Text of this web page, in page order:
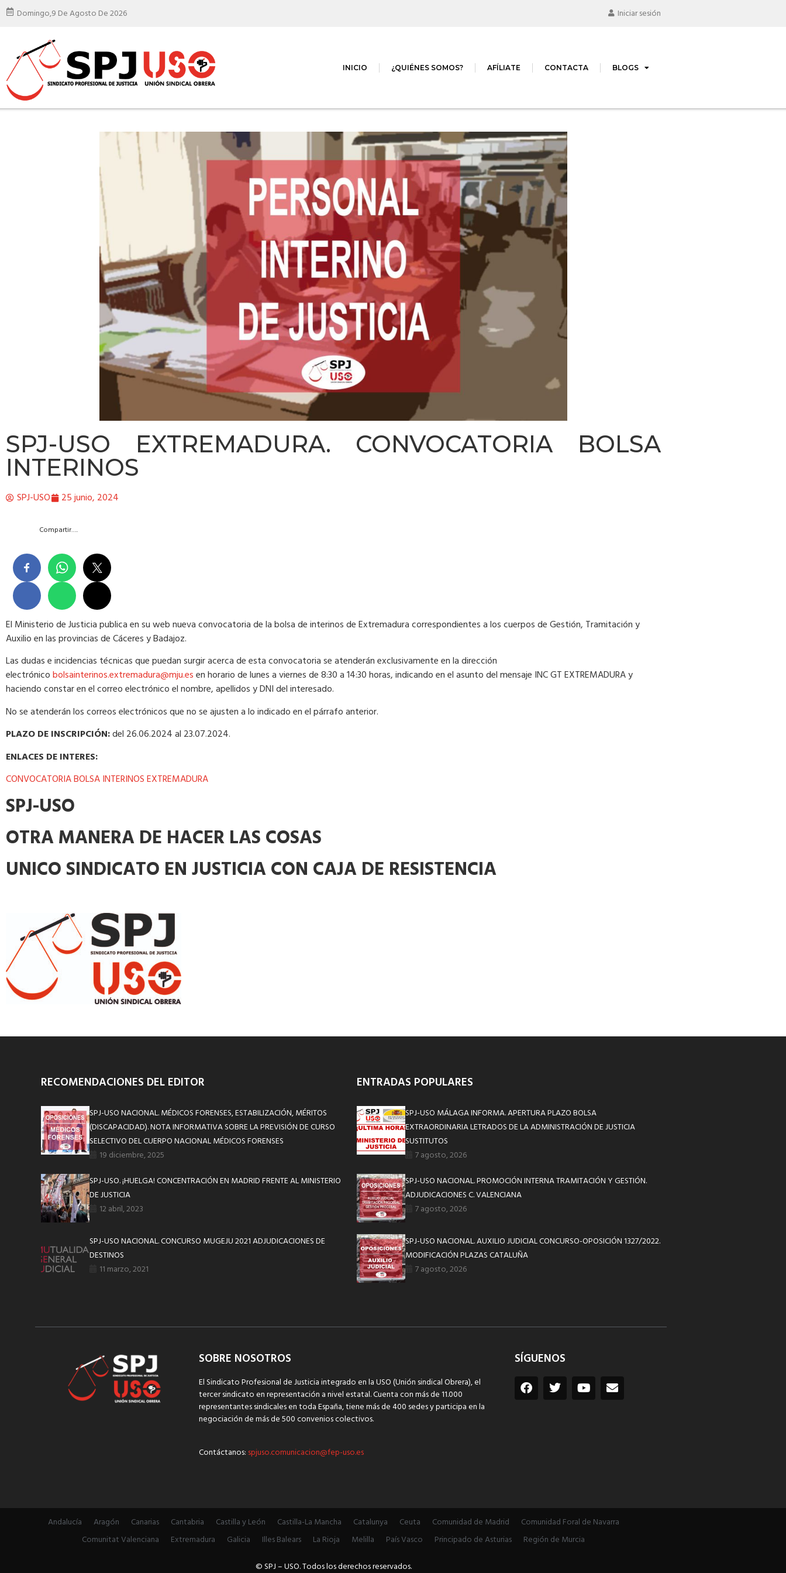
Domingo,9 De Agosto De 2026 Iniciar sesión
INICIO ¿QUIÉNES SOMOS? AFÍLIATE CONTACTA BLOGS
SPJ-USO EXTREMADURA. CONVOCATORIA BOLSA
INTERINOS
SPJ-USO 25 junio, 2024
Compartir….
El Ministerio de Justicia publica en su web nueva convocatoria de la bolsa de interinos de Extremadura correspondientes a los cuerpos de Gestión, Tramitación y
Auxilio en las provincias de Cáceres y Badajoz.
​​Las dudas e incidencias técnicas que puedan surgir acerca de esta convocatoria se atenderán exclusivamente en la dirección
electrónicobolsainterinos.extremadura@mju.esen horario de lunes a viernes de 8:30 a 14:30 horas, indicando en el asunto del mensaje INC GT EXTREMADURA y
haciendo constar en el correo electrónico el nombre, apellidos y DNI del interesado.
No se atenderán los correos electrónicos que no se ajusten a lo indicado en el párrafo anterior.​​​
PLAZO DE INSCRIPCIÓN:del 26.06.2024 al 23.07.2024.
ENLACES DE INTERES:
CONVOCATORIA BOLSA INTERINOS EXTREMADURA
SPJ-USO
OTRA MANERA DE HACER LAS COSAS
UNICO SINDICATO EN JUSTICIA CON CAJA DE RESISTENCIA
RECOMENDACIONES DEL EDITOR
SPJ-USO NACIONAL. MÉDICOS FORENSES, ESTABILIZACIÓN, MÉRITOS
(DISCAPACIDAD). NOTA INFORMATIVA SOBRE LA PREVISIÓN DE CURSO
SELECTIVO DEL CUERPO NACIONAL MÉDICOS FORENSES
19 diciembre, 2025
SPJ-USO. ¡HUELGA! CONCENTRACIÓN EN MADRID FRENTE AL MINISTERIO
DE JUSTICIA
12 abril, 2023
SPJ-USO NACIONAL. CONCURSO MUGEJU 2021 ADJUDICACIONES DE
DESTINOS
11 marzo, 2021
ENTRADAS POPULARES
SPJ-USO MÁLAGA INFORMA. APERTURA PLAZO BOLSA
EXTRAORDINARIA LETRADOS DE LA ADMINISTRACIÓN DE JUSTICIA
SUSTITUTOS
7 agosto, 2026
SPJ-USO NACIONAL. PROMOCIÓN INTERNA TRAMITACIÓN Y GESTIÓN.
ADJUDICACIONES C. VALENCIANA
7 agosto, 2026
SPJ-USO NACIONAL. AUXILIO JUDICIAL CONCURSO-OPOSICIÓN 1327/2022.
MODIFICACIÓN PLAZAS CATALUÑA
7 agosto, 2026
SOBRE NOSOTROS
El Sindicato Profesional de Justicia integrado en la USO (Unión sindical Obrera), el
tercer sindicato en representación a nivel estatal. Cuenta con más de 11.000
representantes sindicales en toda España, tiene más de 400 sedes y participa en la
negociación de más de 500 convenios colectivos.
Contáctanos: spjuso.comunicacion@fep-uso.es
SÍGUENOS
Andalucía Aragón Canarias Cantabria Castilla y León Castilla-La Mancha Catalunya Ceuta Comunidad de Madrid
Comunidad Foral de Navarra
Comunitat Valenciana
Extremadura Galicia Illes Balears La Rioja Melilla País Vasco Principado de Asturias
Región de Murcia
© SPJ – USO. Todos los derechos reservados.